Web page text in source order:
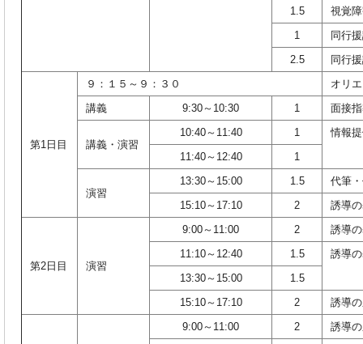
1.5
視覚
1
同行
2.5
同行
第1日目
９：１５～９：３０
オリ
講義
9:30～10:30 1 面接
講義・演習
10:40～11:40 1
情報
11:40～12:40
1
演習
13:30～15:00 1.5
代筆
15:10～17:10
2 誘導
第2日目 演習
9:00～11:00 2
誘導
11:10～12:40
1.5
誘導
13:30～15:00
1.5
15:10～17:10
2 誘導
9:00～11:00 2
誘導